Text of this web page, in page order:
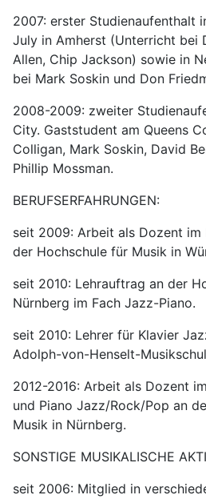
2007: erster Studienaufenthalt
July in Amherst (Unterricht bei
Allen, Chip Jackson) sowie in
bei Mark Soskin und Don
2008-2009: zweiter
City. Gaststudent am Queens
Colligan, Mark Soskin, David
Phillip Mossman.
BERUFSERFAHRUNGEN:
seit 2009: Arbeit als Dozent im
der Hochschule für Musik in
seit 2010: Lehrauftrag an der
Nürnberg im Fach Jazz-Piano.
seit 2010: Lehrer für Klavier
Adolph-von-Henselt-
2012-2016: Arbeit als Dozent
und Piano Jazz/Rock/Pop an
Musik in Nürnberg.
SONSTIGE MUSIKALISCHE
seit 2006: Mitglied in